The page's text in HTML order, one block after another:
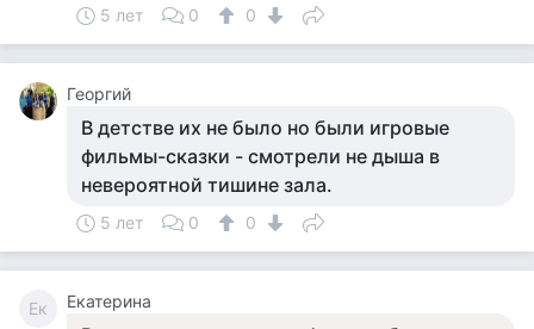
5 лет 0 0
Георгий
В детстве их не было но были игровые
фильмы-сказки - смотрели не дыша в
невероятной тишине зала.
5 лет 0 0
Ек Екатерина